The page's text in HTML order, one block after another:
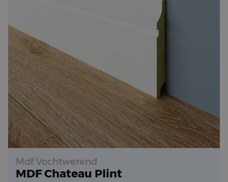
Mdf Vochtwerend
MDF Chateau Plint